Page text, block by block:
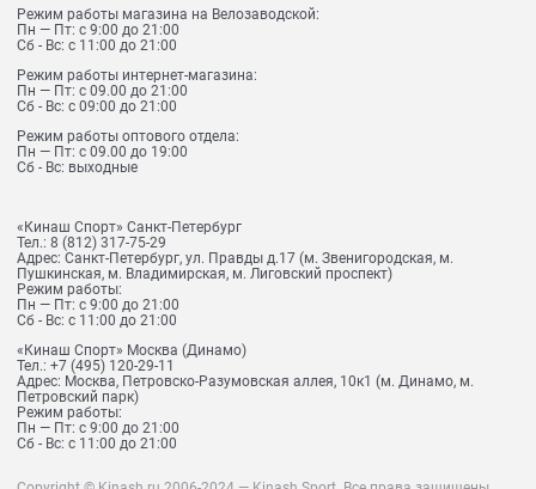
Режим работы магазина на Велозаводской:
Пн — Пт: с 9:00 до 21:00
Сб - Вс: с 11:00 до 21:00
Режим работы интернет-магазина:
Пн — Пт: с 09.00 до 21:00
Сб - Вс: с 09:00 до 21:00
Режим работы оптового отдела:
Пн — Пт: с 09.00 до 19:00
Сб - Вс: выходные
«Кинаш Спорт» Санкт-Петербург
Тел.: 8 (812) 317-75-29
Адрес: Санкт-Петербург, ул. Правды д.17 (м. Звенигородская, м.
Пушкинская, м. Владимирская, м. Лиговский проспект)
Режим работы:
Пн — Пт: с 9:00 до 21:00
Сб - Вс: с 11:00 до 21:00
«Кинаш Спорт» Москва (Динамо)
Тел.: +7 (495) 120-29-11
Адрес: Москва, Петровско-Разумовская аллея, 10к1 (м. Динамо, м.
Петровский парк)
Режим работы:
Пн — Пт: с 9:00 до 21:00
Сб - Вс: с 11:00 до 21:00